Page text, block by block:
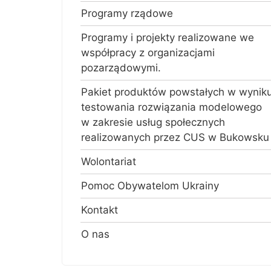
Programy rządowe
Programy i projekty realizowane we
współpracy z organizacjami
pozarządowymi.
Pakiet produktów powstałych w
testowania rozwiązania modelowego
w zakresie usług społecznych
realizowanych przez CUS w Bukowsku
Wolontariat
Pomoc Obywatelom Ukrainy
Kontakt
O nas